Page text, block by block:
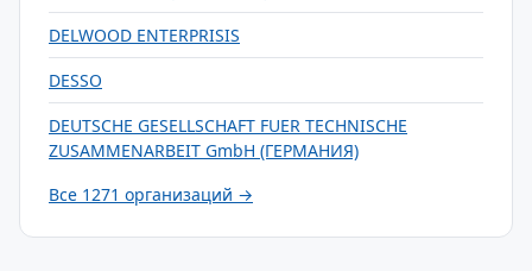
DELWOOD ENTERPRISIS
DESSO
DEUTSCHE GESELLSCHAFT FUER TECHNISCHE
ZUSAMMENARBEIT GmbH (ГЕРМАНИЯ)
Все 1271 организаций →